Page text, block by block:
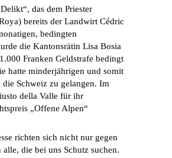
das dem Priester
bereits der Landwirt Cédric
bedingten
die Kantonsrätin Lisa Bosia
Franken Geldstrafe bedingt
hatte minderjährigen und somit
Schweiz zu gelangen. Im
della Valle für ihr
„Offene Alpen“
richten sich nicht nur gegen
die bei uns Schutz suchen.